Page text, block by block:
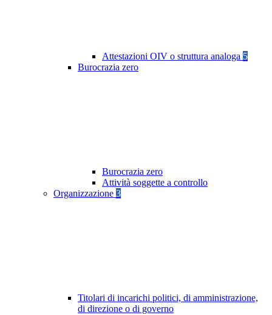
Attestazioni OIV o struttura analoga 5
Burocrazia zero
Burocrazia zero
Attività soggette a controllo
Organizzazione 3
Titolari di incarichi politici, di amministrazione,
di direzione o di governo